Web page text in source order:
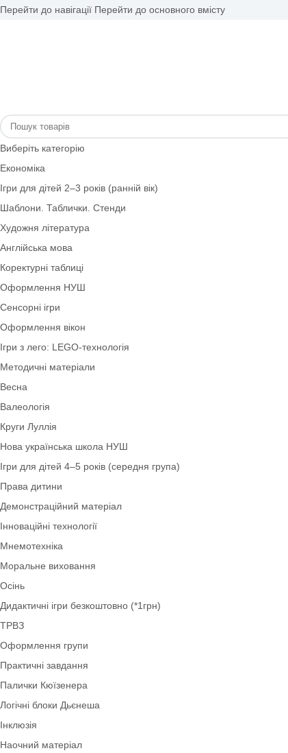
Перейти до навігаціїПерейти до основного вмісту
Виберіть категорію
Ігри для дітей 2–3 років (ранній вік)
Шаблони. Таблички. Стенди
Художня література
Англійська мова
Коректурні таблиці
Сенсорні ігри
Оформлення вікон
Ігри з лего: LEGO-технологія
Методичні матеріали
Весна
Круги Луллія
Нова українська школа НУШ
Ігри для дітей 4–5 років (середня група)
Права дитини
Інноваційні технології
Мнемотехніка
Моральне виховання
Осінь
Дидактичні ігри безкоштовно (*1грн)